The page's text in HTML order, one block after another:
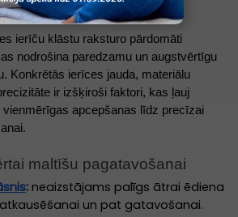
ierīču klāstu raksturo pārdomāti
nodrošina paredzamu un augstvērtīgu
Konkrētās ierīces jauda, materiālu
ir izšķiroši faktori, kas ļauj
apcepšanas līdz precīzai
maltīšu pagatavošanai
: neaizstājams palīgs ātrai ēdiena
un pat gatavošanai.